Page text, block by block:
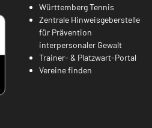
Württemberg Tennis
Zentrale Hinweisgeberstelle
für Prävention
interpersonaler Gewalt
Trainer- & Platzwart-Portal
Vereine finden